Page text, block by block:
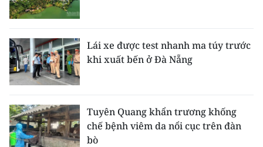
Lái xe được test nhanh ma túy trước
khi xuất bến ở Đà Nẵng
Tuyên Quang khẩn trương khống
chế bệnh viêm da nổi cục trên đàn
bò